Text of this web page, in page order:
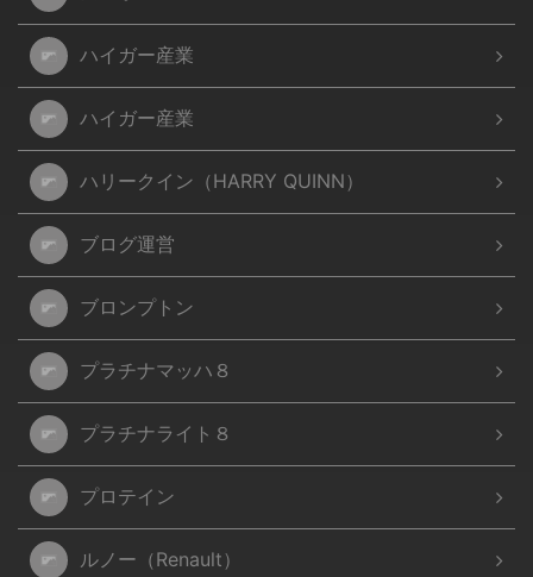
ハイガー産業
ハイガー産業
ハリークイン（HARRY QUINN）
ブログ運営
ブロンプトン
プラチナマッハ８
プラチナライト８
プロテイン
ルノー（Renault）